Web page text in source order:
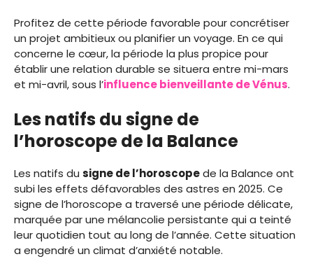
Profitez de cette période favorable pour concrétiser
un projet ambitieux ou planifier un voyage. En ce qui
concerne le cœur, la période la plus propice pour
établir une relation durable se situera entre mi-mars
et mi-avril, sous l’influence bienveillante de Vénus.
Les natifs du signe de
l’horoscope de la Balance
Les natifs du signe de l’horoscopede la Balance ont
subi les effets défavorables des astres en 2025. Ce
signe de l’horoscope a traversé une période délicate,
marquée par une mélancolie persistante qui a teinté
leur quotidien tout au long de l’année. Cette situation
a engendré un climat d’anxiété notable.